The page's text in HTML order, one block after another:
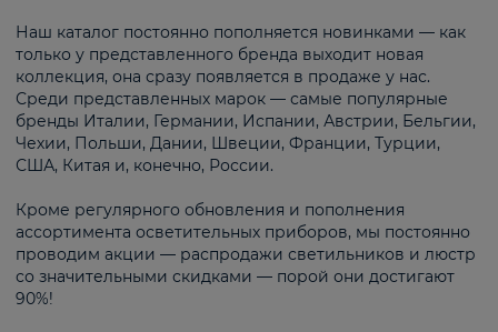
Наш каталог постоянно пополняется новинками — как
только у представленного бренда выходит новая
коллекция, она сразу появляется в продаже у нас.
Среди представленных марок — самые популярные
бренды Италии, Германии, Испании, Австрии, Бельгии,
Чехии, Польши, Дании, Швеции, Франции, Турции,
США, Китая и, конечно, России.
Кроме регулярного обновления и пополнения
ассортимента осветительных приборов, мы постоянно
проводим акции — распродажи светильников и люстр
со значительными скидками — порой они достигают
90%!